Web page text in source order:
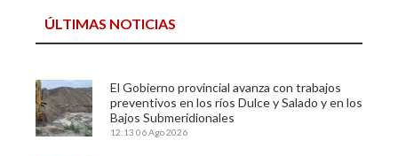
ÚLTIMAS NOTICIAS
El Gobierno provincial avanza con trabajos
preventivos en los ríos Dulce y Salado y en los
Bajos Submeridionales
12:13 06 Ago 2026